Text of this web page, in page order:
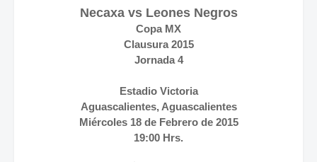
Necaxa vs Leones Negros
Copa MX
Clausura 2015
Jornada 4
Estadio Victoria
Aguascalientes, Aguascalientes
Miércoles 18 de Febrero de 2015
19:00 Hrs.